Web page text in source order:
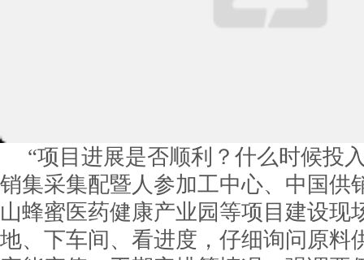
“项目进展是否顺利？什么时候投
销集采集配暨人参加工中心、中国供
山蜂蜜医药健康产业园等项目建设现
地、下车间、看进度，仔细询问原料